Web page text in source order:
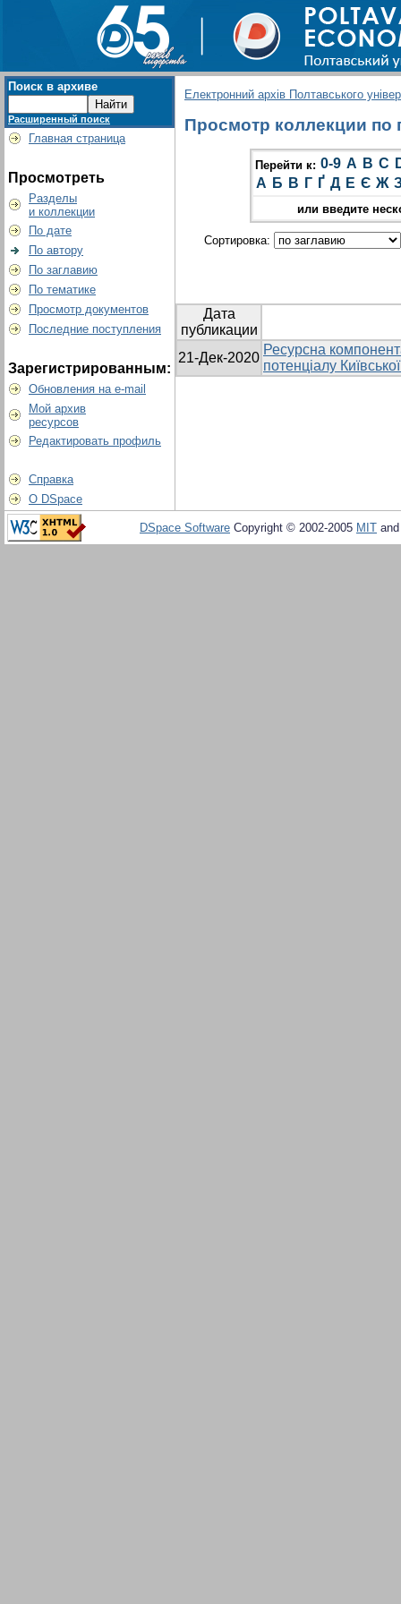
Поиск в архиве
Расширенный поиск
Главная страница
Просмотреть
Разделы
и коллекции
По дате
По автору
По заглавию
По тематике
Просмотр документов
Последние поступления
Зарегистрированным:
Обновления на e-mail
Мой архив
ресурсов
Редактировать профиль
Справка
О DSpace
Електронний архів Полтавського
Просмотр коллекции по
Перейти к: 0-9 A B C
А Б В Г Ґ Д Е Є Ж
или введите
Сортировка:
Дата
публикации
21-Дек-2020
Ресурсна
потенціалу
DSpace Software Copyright © 2002-2005 MIT